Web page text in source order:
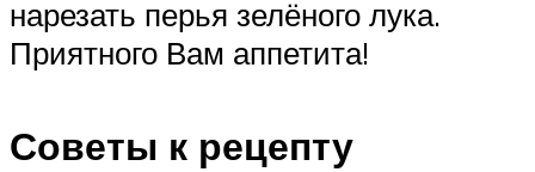
нарезать перья зелёного лука.
Приятного Вам аппетита!
Советы к рецепту